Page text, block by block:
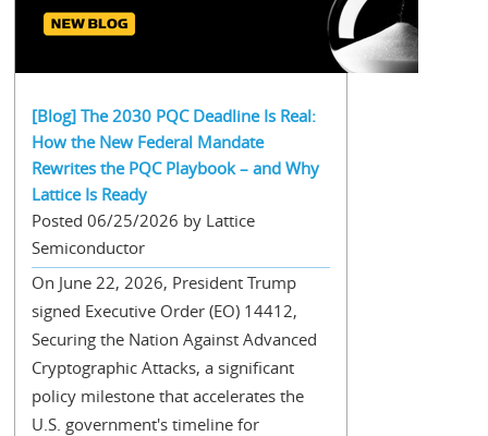
[Blog] The 2030 PQC Deadline Is Real:
How the New Federal Mandate
Rewrites the PQC Playbook – and Why
Lattice Is Ready
Posted 06/25/2026 by Lattice
Semiconductor
On June 22, 2026, President Trump
signed Executive Order (EO) 14412,
Securing the Nation Against Advanced
Cryptographic Attacks, a significant
policy milestone that accelerates the
U.S. government's timeline for